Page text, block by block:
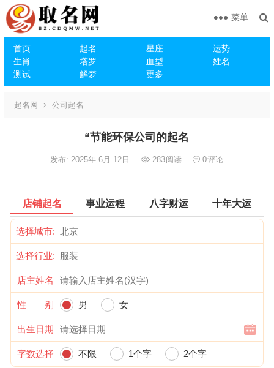
首页 起名 星座
运势
生肖
塔罗 血型
姓名
测试
解梦 更多
菜单
起名网 公司起名
“节能环保公司的起名
发布: 2025年 6月 12日 283阅读 0评论
店铺起名 事业运程 八字财运 十年大运
选择城市:
选择行业:
店主姓名
性 别 男 女
出生日期
字数选择 不限 1个字 2个字